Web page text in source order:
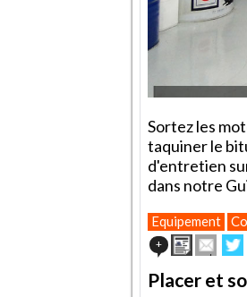
Sortez les
taquiner le
d'entretien
dans notre
Equipement
+
Imprimer
cet
article
à
sur
Placer et